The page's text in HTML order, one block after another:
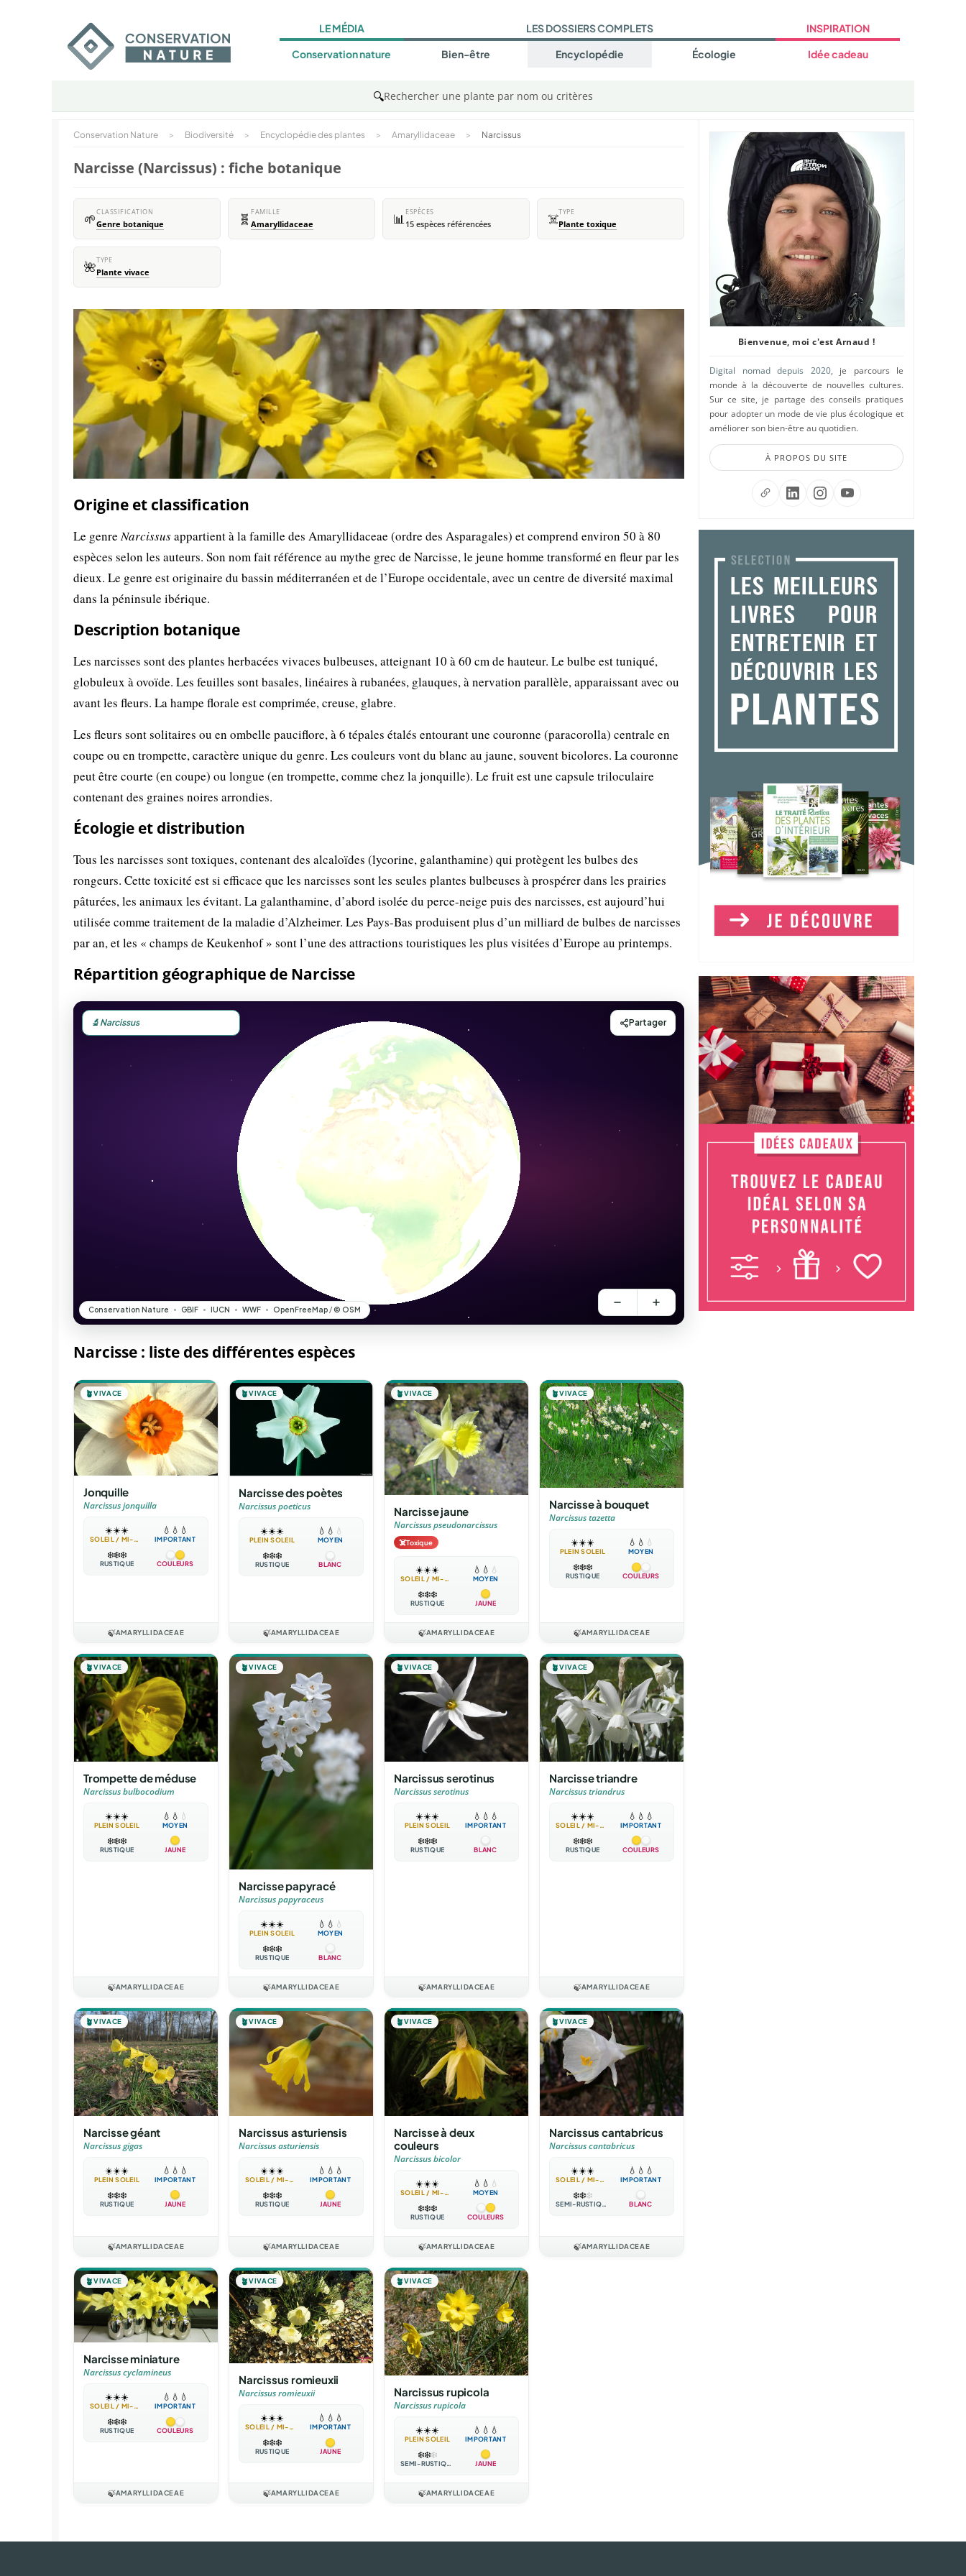
LE MÉDIA
Conservation nature
LES DOSSIERS COMPLETS
Bien-être Encyclopédie Écologie
INSPIRATION
Idée cadeau
🔍Rechercher une plante par nom ou critères
Conservation Nature > Biodiversité > Encyclopédie des plantes > Amaryllidaceae > Narcissus
Narcisse (Narcissus) : fiche botanique
🌱CLASSIFICATION
Genre botanique 🧬 FAMILLE
Amaryllidaceae 📊 ESPÈCES
15 espèces référencées ☠️TYPE
Plante toxique
🌺TYPE
Plante vivace
Origine et classification
Le genreNarcissusappartient à la famille des Amaryllidaceae (ordre des Asparagales) et comprend environ 50 à 80
espèces selon les auteurs. Son nom fait référence au mythe grec de Narcisse, le jeune homme transformé en fleur par les
dieux. Le genre est originaire du bassin méditerranéen et de l’Europe occidentale, avec un centre de diversité maximal
dans la péninsule ibérique.
Description botanique
Les narcisses sont des plantes herbacées vivaces bulbeuses, atteignant 10 à 60 cm de hauteur. Le bulbe est tuniqué,
globuleux à ovoïde. Les feuilles sont basales, linéaires à rubanées, glauques, à nervation parallèle, apparaissant avec ou
avant les fleurs. La hampe florale est comprimée, creuse, glabre.
Les fleurs sont solitaires ou en ombelle pauciflore, à 6 tépales étalés entourant une couronne (paracorolla) centrale en
coupe ou en trompette, caractère unique du genre. Les couleurs vont du blanc au jaune, souvent bicolores. La couronne
peut être courte (en coupe) ou longue (en trompette, comme chez la jonquille). Le fruit est une capsule triloculaire
contenant des graines noires arrondies.
Écologie et distribution
Tous les narcisses sont toxiques, contenant des alcaloïdes (lycorine, galanthamine) qui protègent les bulbes des
rongeurs. Cette toxicité est si efficace que les narcisses sont les seules plantes bulbeuses à prospérer dans les prairies
pâturées, les animaux les évitant. La galanthamine, d’abord isolée du perce-neige puis des narcisses, est aujourd’hui
utilisée comme traitement de la maladie d’Alzheimer. Les Pays-Bas produisent plus d’un milliard de bulbes de narcisses
par an, et les « champs de Keukenhof » sont l’une des attractions touristiques les plus visitées d’Europe au printemps.
Répartition géographique de Narcisse
Narcisse : liste des différentes espèces
🪴VIVACE
Jonquille
Narcissus jonquilla
☀️☀️☀️
SOLEIL / MI-OMBRE
💧 💧 💧
IMPORTANT
❄️❄️❄️
RUSTIQUE COULEURS
🍃AMARYLLIDACEAE
🪴VIVACE
Narcisse des poètes
Narcissus poeticus
☀️☀️☀️
PLEIN SOLEIL
💧 💧 💧
MOYEN
❄️❄️❄️
RUSTIQUE BLANC
🍃AMARYLLIDACEAE
🪴VIVACE
Narcisse jaune
Narcissus pseudonarcissus
☠️Toxique
☀️☀️☀️
SOLEIL / MI-OMBRE
💧 💧 💧
MOYEN
❄️❄️❄️
RUSTIQUE JAUNE
🍃AMARYLLIDACEAE
🪴VIVACE
Narcisse à bouquet
Narcissus tazetta
☀️☀️☀️
PLEIN SOLEIL
💧 💧 💧
MOYEN
❄️❄️❄️
RUSTIQUE COULEURS
🍃AMARYLLIDACEAE
🪴VIVACE
Trompette de méduse
Narcissus bulbocodium
☀️☀️☀️
PLEIN SOLEIL
💧 💧 💧
MOYEN
❄️❄️❄️
RUSTIQUE JAUNE
🍃AMARYLLIDACEAE
🪴VIVACE
Narcisse papyracé
Narcissus papyraceus
☀️☀️☀️
PLEIN SOLEIL
💧 💧 💧
MOYEN
❄️❄️❄️
RUSTIQUE BLANC
🍃AMARYLLIDACEAE
🪴VIVACE
Narcissus serotinus
Narcissus serotinus
☀️☀️☀️
PLEIN SOLEIL
💧 💧 💧
IMPORTANT
❄️❄️❄️
RUSTIQUE BLANC
🍃AMARYLLIDACEAE
🪴VIVACE
Narcisse triandre
Narcissus triandrus
☀️☀️☀️
SOLEIL / MI-OMBRE
💧 💧 💧
IMPORTANT
❄️❄️❄️
RUSTIQUE COULEURS
🍃AMARYLLIDACEAE
🪴VIVACE
Narcisse géant
Narcissus gigas
☀️☀️☀️
PLEIN SOLEIL
💧 💧 💧
IMPORTANT
❄️❄️❄️
RUSTIQUE JAUNE
🍃AMARYLLIDACEAE
🪴VIVACE
Narcissus asturiensis
Narcissus asturiensis
☀️☀️☀️
SOLEIL / MI-OMBRE
💧 💧 💧
IMPORTANT
❄️❄️❄️
RUSTIQUE JAUNE
🍃AMARYLLIDACEAE
🪴VIVACE
Narcisse à deux
couleurs
Narcissus bicolor
☀️☀️☀️
SOLEIL / MI-OMBRE
💧 💧 💧
MOYEN
❄️❄️❄️
RUSTIQUE COULEURS
🍃AMARYLLIDACEAE
🪴VIVACE
Narcissus cantabricus
Narcissus cantabricus
☀️☀️☀️
SOLEIL / MI-OMBRE
💧 💧 💧
IMPORTANT
❄️❄️❄️
SEMI-RUSTIQUE BLANC
🍃AMARYLLIDACEAE
🪴VIVACE
Narcisse miniature
Narcissus cyclamineus
☀️☀️☀️
SOLEIL / MI-OMBRE
💧 💧 💧
IMPORTANT
❄️❄️❄️
RUSTIQUE COULEURS
🍃AMARYLLIDACEAE
🪴VIVACE
Narcissus romieuxii
Narcissus romieuxii
☀️☀️☀️
SOLEIL / MI-OMBRE
💧 💧 💧
IMPORTANT
❄️❄️❄️
RUSTIQUE JAUNE
🍃AMARYLLIDACEAE
🪴VIVACE
Narcissus rupicola
Narcissus rupicola
☀️☀️☀️
PLEIN SOLEIL
💧 💧 💧
IMPORTANT
❄️❄️❄️
SEMI-RUSTIQUE JAUNE
🍃AMARYLLIDACEAE
Bienvenue, moi c'est Arnaud !
Digital nomad depuis 2020, je parcours le
monde à la découverte de nouvelles cultures.
Sur ce site, je partage des conseils pratiques
pour adopter un mode de vie plus écologique et
améliorer son bien-être au quotidien.
À PROPOS DU SITE